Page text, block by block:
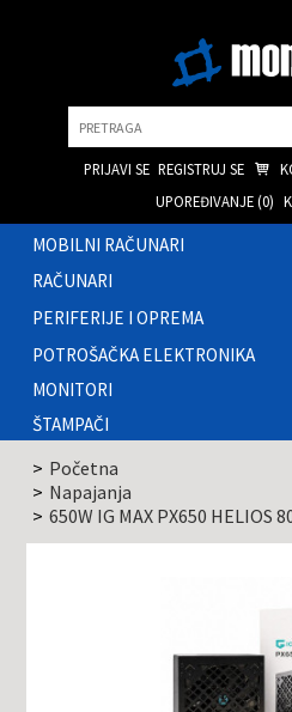
PRIJAVI SE REGISTRUJ SE
UPOREĐIVANJE (0)
MOBILNI RAČUNARI
RAČUNARI
PERIFERIJE I OPREMA
POTROŠAČKA ELEKTRONIKA
MONITORI
ŠTAMPAČI
Početna
Napajanja
650W IG MAX PX650 HELIOS